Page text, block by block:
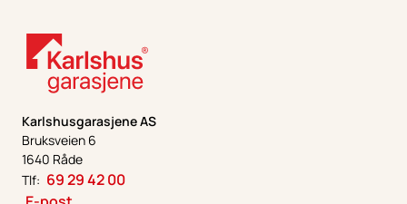
Karlshusgarasjene AS
Bruksveien 6
1640 Råde
Tlf: 69 29 42 00